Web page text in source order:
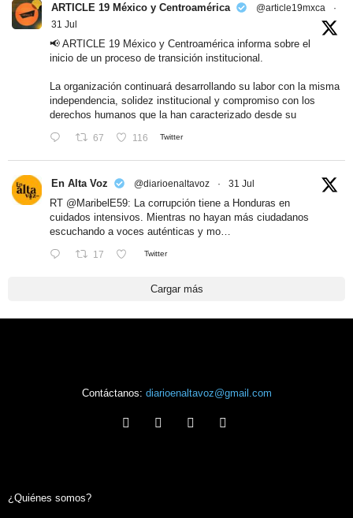
ARTICLE 19 México y Centroamérica @article19mxca
·
31 Jul
📢 ARTICLE 19 México y Centroamérica informa sobre el
inicio de un proceso de transición institucional.
La organización continuará desarrollando su labor con la misma
independencia, solidez institucional y compromiso con los
derechos humanos que la han caracterizado desde su
67 116 Twitter
En Alta Voz @diarioenaltavoz · 31 Jul
RT @MaribelE59: La corrupción tiene a Honduras en
cuidados intensivos. Mientras no hayan más ciudadanos
escuchando a voces auténticas y mo…
17 Twitter
Cargar más
Contáctanos: diarioenaltavoz@gmail.com
¿Quiénes somos?